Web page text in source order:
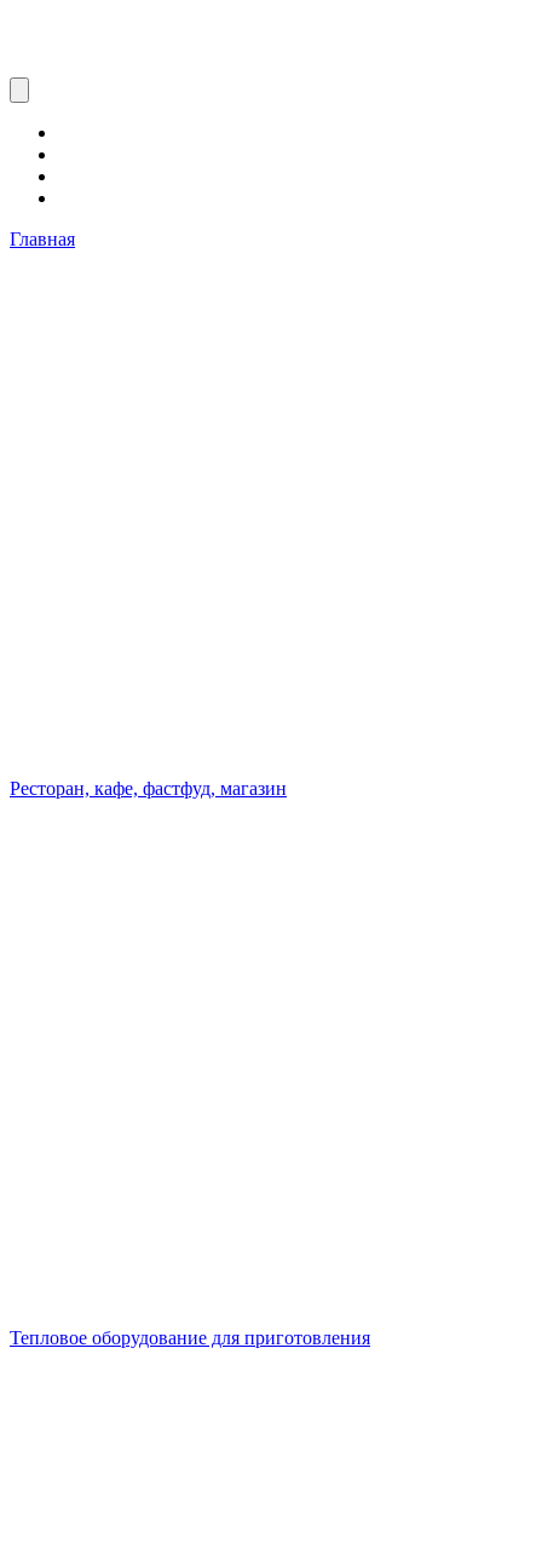
Главная
Ресторан, кафе, фастфуд, магазин
Тепловое оборудование для приготовления